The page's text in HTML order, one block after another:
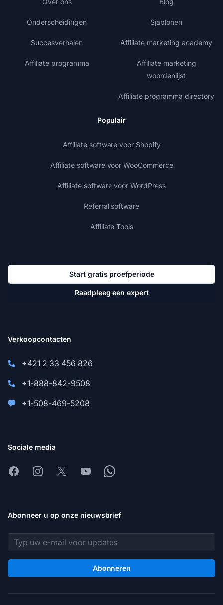
Over ons
Onderscheidingen
Succesverhalen
Affiliate programma
Blog
Sjablonen
Affiliate marketing academy
Affiliate marketing
woordenlijst
Affiliate programma directory
Populair
Affiliate software voor Shopify
Affiliate software voor WooCommerce
Affiliate software voor WordPress
Referral software
Affiliate Tools
Start gratis proefperiode
Raadpleeg een expert
Verkoopcontacten
+421 2 33 456 826
+1-888-842-9508
+1-508-469-5208
Sociale media
FacebookInstagram
X YoutubeWhatsapp
Abonneer u op onze nieuwsbrief
E-mailadres
Abonneren